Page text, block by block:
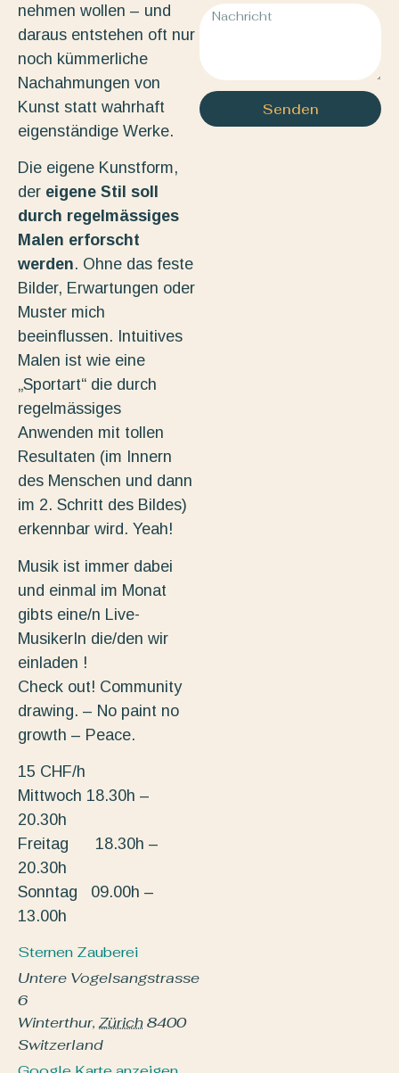
nehmen wollen – und
daraus entstehen oft nur
noch kümmerliche
Nachahmungen von
Kunst statt wahrhaft
eigenständige Werke.
Die eigene Kunstform,
der eigene Stil soll
durch regelmässiges
Malen erforscht
werden. Ohne das feste
Bilder, Erwartungen oder
Muster mich
beeinflussen. Intuitives
Malen ist wie eine
„Sportart“ die durch
regelmässiges
Anwenden mit tollen
Resultaten (im Innern
des Menschen und dann
im 2. Schritt des Bildes)
erkennbar wird. Yeah!
Musik ist immer dabei
und einmal im Monat
gibts eine/n Live-
MusikerIn die/den wir
einladen !
Check out! Community
drawing. – No paint no
growth – Peace.
15 CHF/h
Mittwoch 18.30h –
20.30h
Freitag 18.30h –
20.30h
Sonntag 09.00h –
13.00h
Sternen Zauberei
Untere Vogelsangstrasse
6
Winterthur, Zürich8400
Switzerland
Senden